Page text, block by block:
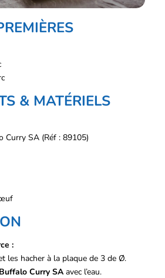
& MATÉRIELS
Curry SA (Réf : 89105)
:
les hacher à la plaque de 3 de Ø.
Curry SAavec l’eau.